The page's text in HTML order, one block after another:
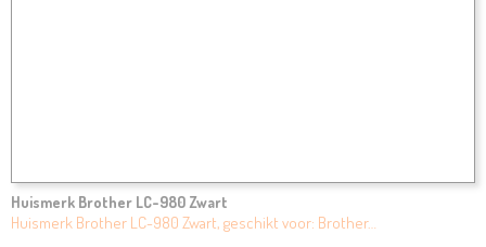
Huismerk Brother LC-980 Zwart
Huismerk Brother LC-980 Zwart, geschikt voor: Brother…